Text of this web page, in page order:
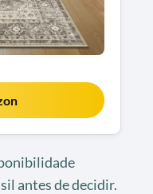
antes de decidir.